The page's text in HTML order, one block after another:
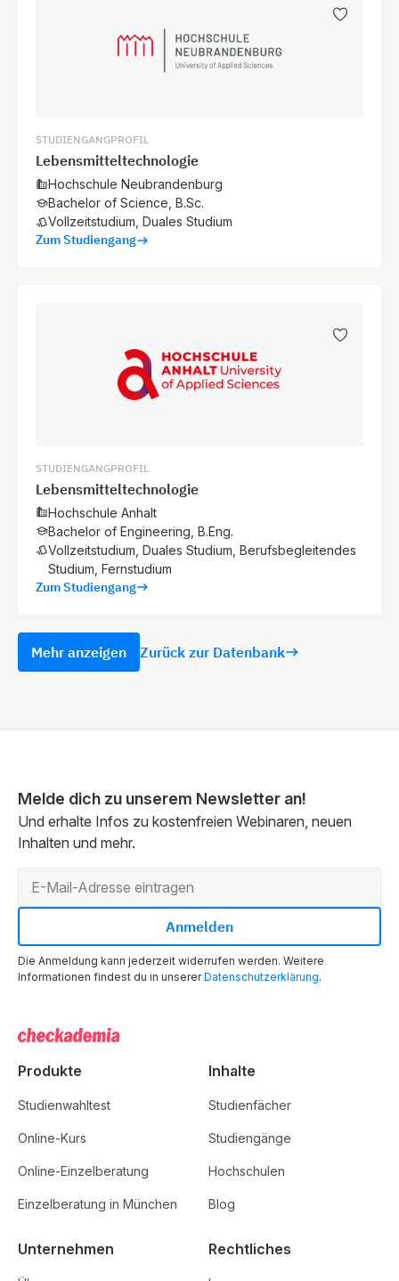
STUDIENGANGPROFIL
Lebensmitteltechnologie
Hochschule Neubrandenburg
Bachelor of Science, B.Sc.
Vollzeitstudium, Duales Studium
Zum Studiengang
STUDIENGANGPROFIL
Lebensmitteltechnologie
Hochschule Anhalt
Bachelor of Engineering, B.Eng.
Vollzeitstudium, Duales Studium, Berufsbegleitendes
Studium, Fernstudium
Zum Studiengang
Mehr anzeigen Zurück zur Datenbank
Melde dich zu unserem Newsletter an!
Und erhalte Infos zu kostenfreien Webinaren, neuen
Inhalten und mehr.
Die Anmeldung kann jederzeit widerrufen werden. Weitere
Informationen findest du in unsererDatenschutzerklärung.
Produkte
Studienwahltest
Online-Kurs
Online-Einzelberatung
Einzelberatung in München
Inhalte
Studienfächer
Studiengänge
Hochschulen
Blog
Unternehmen Rechtliches